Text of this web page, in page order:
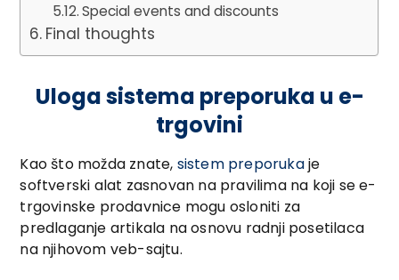
Special events and discounts
Final thoughts
Uloga sistema preporuka u e-
trgovini
Kao što možda znate, sistem preporukaje
softverski alat zasnovan na pravilima na koji se e-
trgovinske prodavnice mogu osloniti za
predlaganje artikala na osnovu radnji posetilaca
na njihovom veb-sajtu.